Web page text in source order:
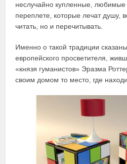
неслучайно купленные, любимые
переплете, которые лечат душу,
читать, но и перечитывать.
Именно о такой традиции
европейского просветителя,
«князя гуманистов» Эразма
своим домом то место, где